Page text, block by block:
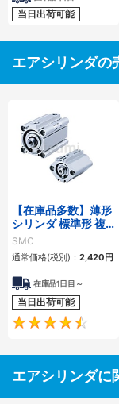
当日出荷可能
エアシリンダの
【在庫品多数】薄形
シリンダ 標準形 複
動・片ロッド CQ2
シリーズ
SMC
通常価格(税別)： 2,420円
在庫品1日目～
当日出荷可能
エアシリンダに